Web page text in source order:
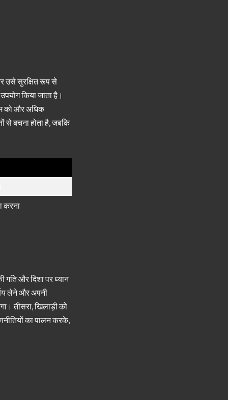
उसे सुरक्षित रूप से
किया जाता है।
को और अधिक
से बचना होता है, जबकि
करना
गति और दिशा पर ध्यान
लेने और अपनी
तीसरा, खिलाड़ी को
का पालन करके,